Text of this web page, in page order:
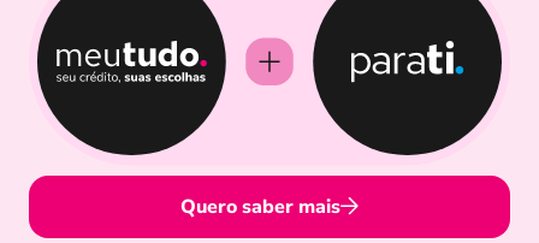
Quero saber mais